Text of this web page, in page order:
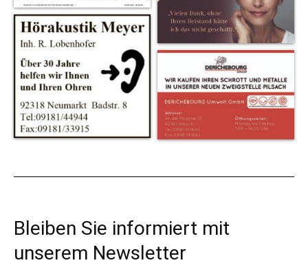
Bleiben Sie informiert mit
unserem Newsletter